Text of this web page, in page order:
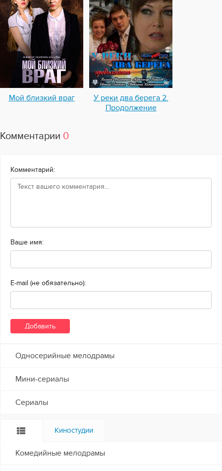
Мой близкий враг
У реки два берега 2.
Продолжение
Комментарии 0
Комментарий:
Ваше имя:
E-mail (не обязательно):
Односерийные мелодрамы
Мини-сериалы
Сериалы
Киностудии
Комедийные мелодрамы